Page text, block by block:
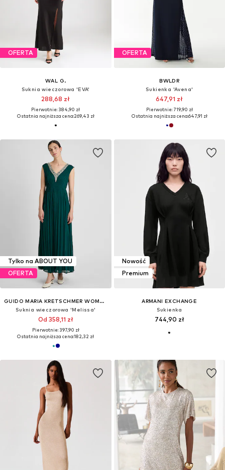
OFERTA
WAL G.
Suknia wieczorowa 'EVA'
288,68 zł
Pierwotnie: 384,90 zł
Ostatnia najniższa cena:269,43 zł
OFERTA
BWLDR
Sukienka 'Avena'
647,91 zł
Pierwotnie: 719,90 zł
Ostatnia najniższa cena:647,91 zł
Tylko na ABOUT YOU
OFERTA
GUIDO MARIA KRETSCHMER WOMEN
Suknia wieczorowa 'Melissa'
Od 358,11 zł
Pierwotnie: 397,90 zł
Ostatnia najniższa cena:182,32 zł
Nowość
Premium
ARMANI EXCHANGE
Sukienka
744,90 zł